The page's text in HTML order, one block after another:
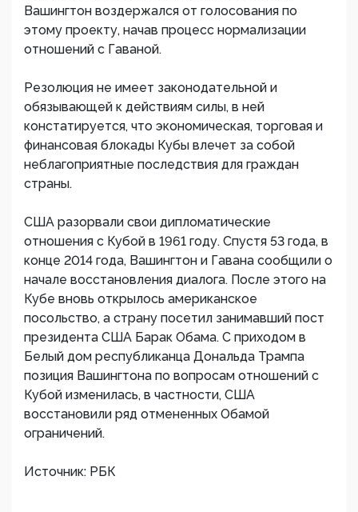
Вашингтон воздержался от голосования по
этому проекту, начав процесс нормализации
отношений с Гаваной.
Резолюция не имеет законодательной и
обязывающей к действиям силы, в ней
констатируется, что экономическая, торговая и
финансовая блокады Кубы влечет за собой
неблагоприятные последствия для граждан
страны.​
США разорвали свои дипломатические
отношения с Кубой в 1961 году. Спустя 53 года, в
конце 2014 года, Вашингтон и Гавана сообщили о
начале восстановления диалога. После этого на
Кубе вновь открылось американское
посольство, а страну посетил занимавший пост
президента США Барак Обама. С приходом в
Белый дом республиканца Дональда Трампа
позиция Вашингтона по вопросам отношений с
Кубой изменилась, в частности, США
восстановили ряд отмененных Обамой
ограничений.
Источник: РБК